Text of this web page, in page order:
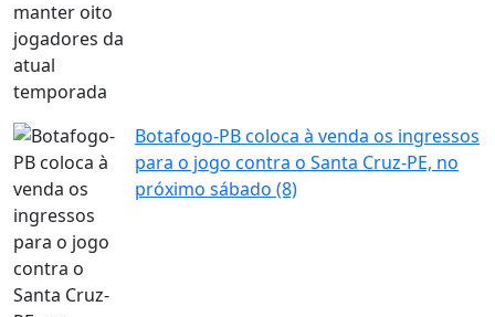
Botafogo-PB coloca à venda os ingressos
para o jogo contra o Santa Cruz-PE, no
próximo sábado (8)